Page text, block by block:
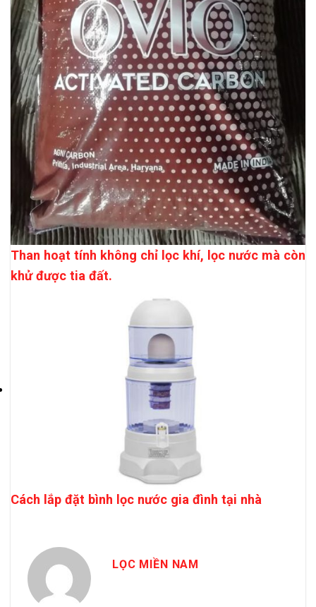
Than hoạt tính không chỉ lọc khí, lọc nước mà còn
khử được tia đất.
Cách lắp đặt bình lọc nước gia đình tại nhà
LỌC MIỀN NAM